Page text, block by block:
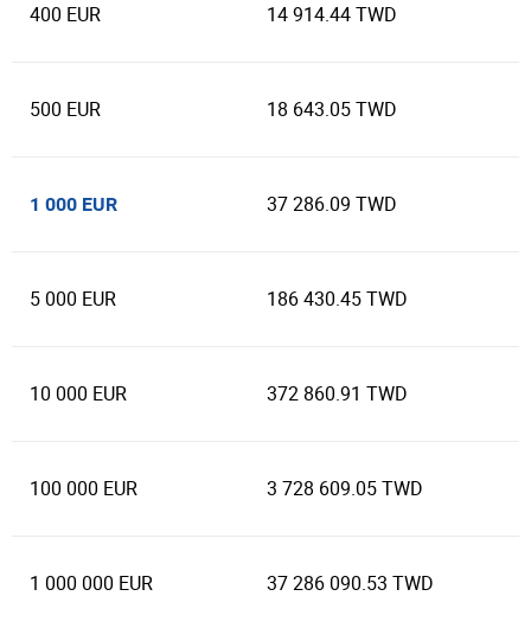
400 EUR 14 914.44 TWD
500 EUR 18 643.05 TWD
1 000 EUR 37 286.09 TWD
5 000 EUR 186 430.45 TWD
10 000 EUR 372 860.91 TWD
100 000 EUR 3 728 609.05 TWD
1 000 000 EUR 37 286 090.53 TWD